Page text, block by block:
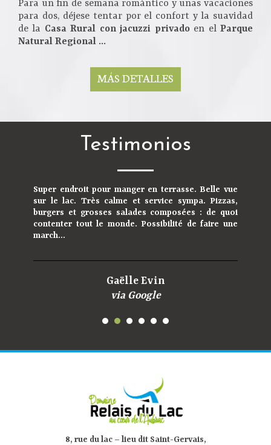
Para un fin de semana romántico y unas vacaciones
para dos, déjese tentar por el confort y la suavidad
de la Casa Rural con jacuzzi privadoen elParque
Natural Regional ...
MÁS DETALLES
Testimonios
Super endroit pour manger en terrasse. Belle vue
sur le lac. Très calme et service sympa. Pizzas,
burgers et grosses salades composées : de quoi
contenter tout le monde. Possibilité de faire une
march...
Gaëlle Evin
via Google
8, rue du lac – lieu dit Saint-Gervais,